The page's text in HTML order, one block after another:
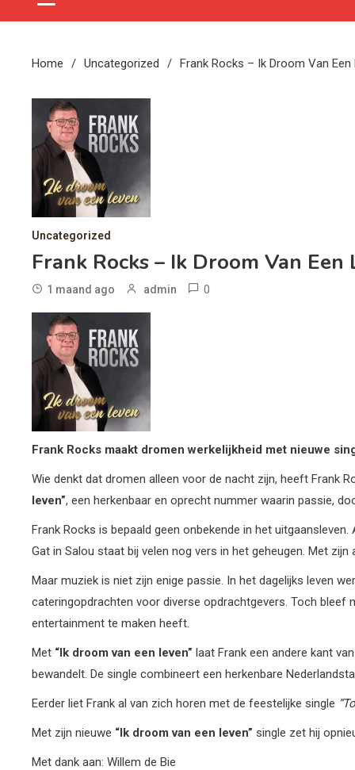
Home Uncategorized Frank Rocks – Ik Droom Van Een
Uncategorized
Frank Rocks – Ik Droom Van Een
1 maand ago admin 0
Frank Rocks maakt dromen werkelijkheid met nieuwe
Wie denkt dat dromen alleen voor de nacht zijn, heeft Frank
leven”, een herkenbaar en oprecht nummer waarin passie,
Frank Rocks is bepaald geen onbekende in het
Gat in Salou staat bij velen nog vers in het geheugen. Met
Maar muziek is niet zijn enige passie. In het dagelijks leven
cateringopdrachten voor diverse opdrachtgevers. Toch bleef
entertainment te maken heeft.
Met “Ik droom van een leven” laat Frank een andere kant
bewandelt. De single combineert een herkenbare
Eerder liet Frank al van zich horen met de feestelijke single
Met zijn nieuwe “Ik droom van een leven” single zet hij
Met dank aan: Willem de Bie